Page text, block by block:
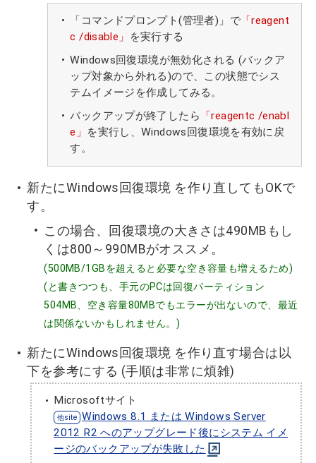
「コマンドプロンプト(管理者)」で「reagent
c /disable」
を実行する
Windows回復環境が無効化される (バックア
ップ対象から外れる)ので、この状態でシス
テムイメージを作成してみる。
バックアップが終了したら
「reagentc /enabl
e」
を実行し、Windows回復環境を有効に戻
す。
新たにWindows回復環境 を作り直してもOKで
す。
この場合、回復環境の大きさは490MBもし
くは800～990MBがオススメ。
(500MB/1GBを超えると必要な空き容量も増えるため)
(と書きつつも、手元のPCは回復パーティション
504MB、空き容量80MBでもエラーが出ないので、最近
は関係ないかもしれません。)
新たにWindows回復環境 を作り直す場合は以
下を参考にする (手順は非常に煩雑)
Microsoftサイト
Windows 8.1 または Windows Server
2012 R2 へのアップグレード後にシステム イメ
ージのバックアップが失敗した